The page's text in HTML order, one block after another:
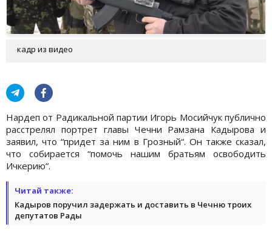
кадр из видео
Нардеп от Радикальной партии Игорь Мосийчук публично
расстрелял портрет главы Чечни Рамзана Кадырова и
заявил, что “придет за ним в Грозный“. Он также сказал,
что собирается “помочь нашим братьям освободить
Ичкерию“.
Читай также:
Кадыров поручил задержать и доставить в Чечню троих
депутатов Рады